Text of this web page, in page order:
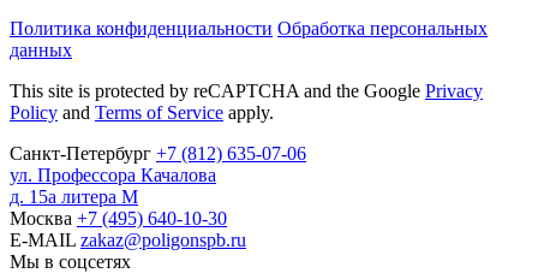
Политика конфиденциальности Обработка персональных
данных
This site is protected by reCAPTCHA and the Google Privacy
Policy and Terms of Service apply.
Санкт-Петербург +7 (812) 635-07-06
ул. Профессора Качалова
д. 15а литера М
Москва +7 (495) 640-10-30
E-MAIL zakaz@poligonspb.ru
Мы в соцсетях